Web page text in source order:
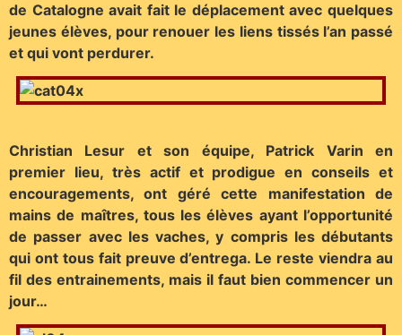
de Catalogne avait fait le déplacement avec quelques
jeunes élèves, pour renouer les liens tissés l’an passé
et qui vont perdurer.
Christian Lesur et son équipe, Patrick Varin en
premier lieu, très actif et prodigue en conseils et
encouragements, ont géré cette manifestation de
mains de maîtres, tous les élèves ayant l’opportunité
de passer avec les vaches, y compris les débutants
qui ont tous fait preuve d’entrega. Le reste viendra au
fil des entrainements, mais il faut bien commencer un
jour…